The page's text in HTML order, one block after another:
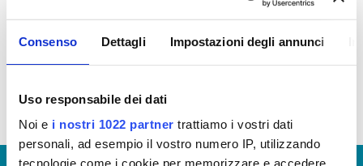
Consenso Dettagli Impostazioni degli annunci
Uso responsabile dei dati
Noi e i nostri 1022 partner trattiamo i vostri dati
personali, ad esempio il vostro numero IP, utilizzando
tecnologie come i cookie per memorizzare e accedere
IMMOBILIARE